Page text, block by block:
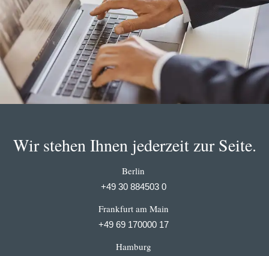
Wir stehen Ihnen jederzeit zur Seite.
Berlin
+49 30 884503 0
Frankfurt am Main
+49 69 170000 17
Hamburg